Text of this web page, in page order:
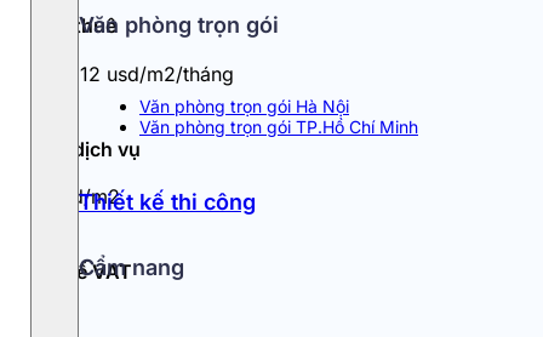
Văn phòng trọn gói
Văn phòng trọn gói Hà Nội
Văn phòng trọn gói TP.Hồ Chí Minh
Thiết kế thi công
Cẩm nang
Giá thuê
10 - 12 usd/m2/tháng
Phí dịch vụ
4usd/m2
Thuế VAT